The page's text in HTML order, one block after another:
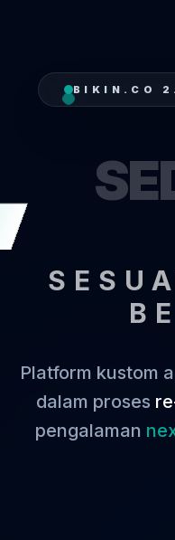
BIKIN.CO
Platform kustom
dalam proses
pengalaman